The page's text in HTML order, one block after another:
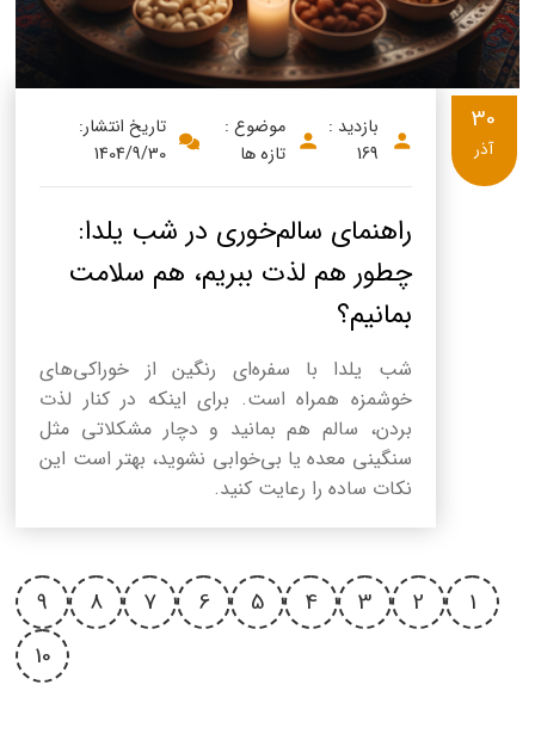
بازدید :
169
موضوع :
تازه ها
تاریخ انتشار:
1404/9/30
راهنمای سالم‌خوری در شب یلدا:
چطور هم لذت ببریم، هم سلامت
بمانیم؟
شب یلدا با سفره‌ای رنگین از خوراکی‌های
خوشمزه همراه است. برای اینکه در کنار لذت
بردن، سالم هم بمانید و دچار مشکلاتی مثل
سنگینی معده یا بی‌خوابی نشوید، بهتر است این
نکات ساده را رعایت کنید.
30
آذر
1
2
3
4
5
6
7
8
9
10